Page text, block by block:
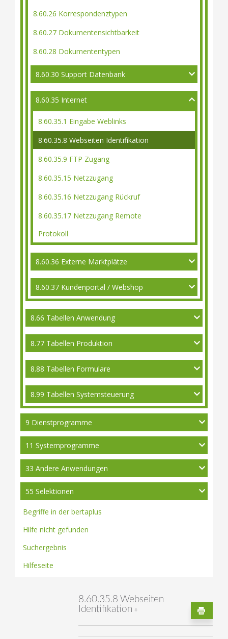
8.60.26 Korrespondenztypen
8.60.27 Dokumentensichtbarkeit
8.60.28 Dokumententypen
8.60.30 Support Datenbank
8.60.35 Internet
8.60.35.1 Eingabe Weblinks
8.60.35.8 Webseiten Identifikation
8.60.35.9 FTP Zugang
8.60.35.15 Netzzugang
8.60.35.16 Netzzugang Rückruf
8.60.35.17 Netzzugang Remote
Protokoll
8.60.36 Externe Marktplätze
8.60.37 Kundenportal / Webshop
8.66 Tabellen Anwendung
8.77 Tabellen Produktion
8.88 Tabellen Formulare
8.99 Tabellen Systemsteuerung
9 Dienstprogramme
11 Systemprogramme
33 Andere Anwendungen
55 Selektionen
Begriffe in der bertaplus
Hilfe nicht gefunden
Suchergebnis
Hilfeseite
8.60.35.8 Webseiten
Identifikation #